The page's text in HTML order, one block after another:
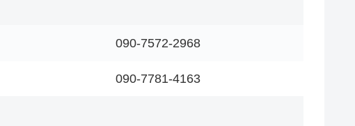
090-7572-2968
090-7781-4163